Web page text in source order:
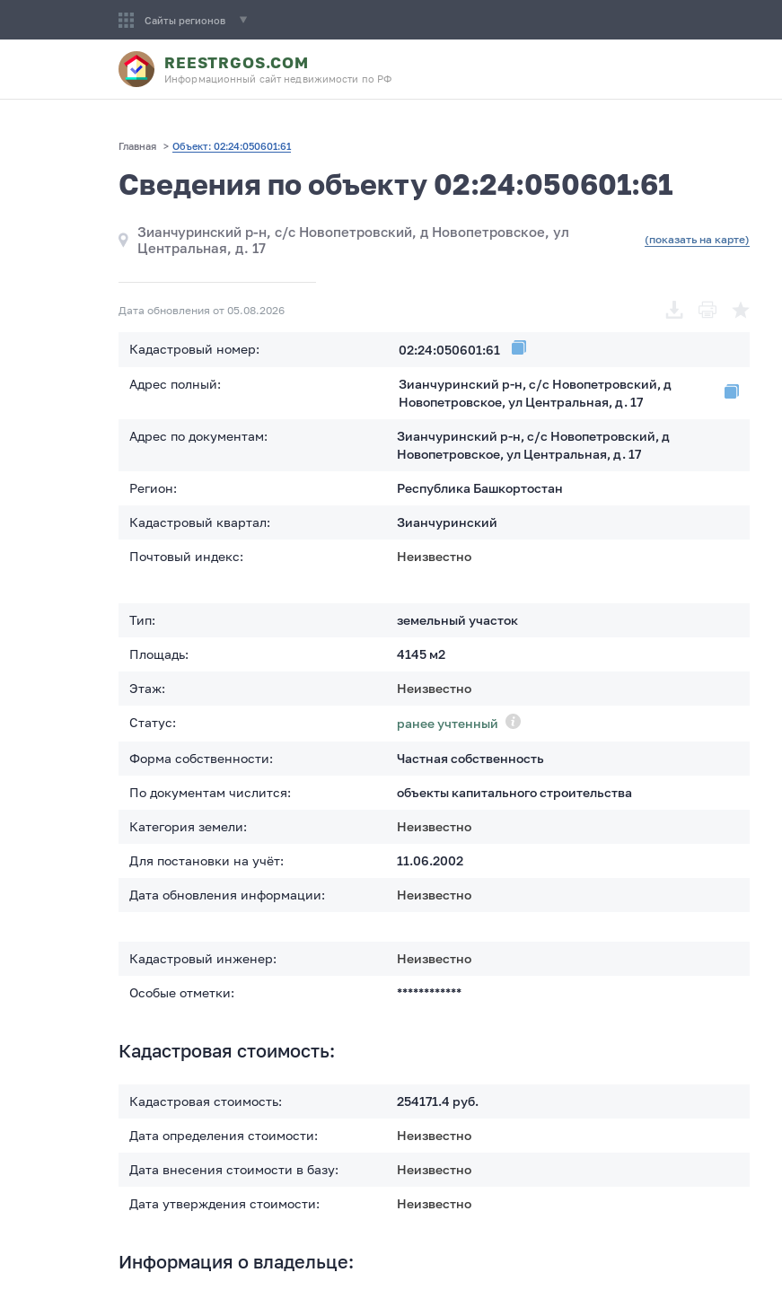
Сайты регионов
REESTRGOS.COM
Информационный сайт недвижимости по РФ
Главная > Объект: 02:24:050601:61
Сведения по объекту 02:24:050601:61
Зианчуринский р-н, с/с Новопетровский, д Новопетровское, ул
Центральная, д. 17
(показать на карте)
Дата обновления от 05.08.2026
Кадастровый номер: 02:24:050601:61
Адрес полный:
Зианчуринский р-н, с/с Новопетровский, д
Новопетровское, ул Центральная, д. 17
Адрес по документам:
Зианчуринский р-н, с/с Новопетровский, д
Новопетровское, ул Центральная, д. 17
Регион: Республика Башкортостан
Кадастровый квартал: Зианчуринский
Почтовый индекс: Неизвестно
Тип: земельный участок
Площадь: 4145 м2
Этаж: Неизвестно
Статус: ранее учтенный
Форма собственности: Частная собственность
По документам числится: объекты капитального строительства
Категория земели: Неизвестно
Для постановки на учёт: 11.06.2002
Дата обновления информации: Неизвестно
Кадастровый инженер: Неизвестно
Особые отметки: ************
Кадастровая стоимость:
Кадастровая стоимость: 254171.4 руб.
Дата определения стоимости: Неизвестно
Дата внесения стоимости в базу: Неизвестно
Дата утверждения стоимости: Неизвестно
Информация о владельце: